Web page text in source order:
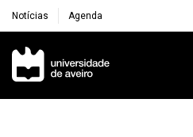
Notícias Agenda
Navegação Principal